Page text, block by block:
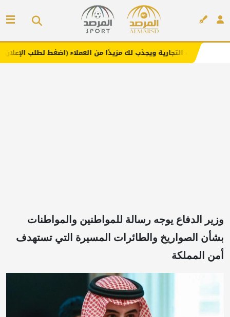
ويجذب لك مزيدًا من العملاء (اضغط لطلب الإعلان)
وزير الدفاع يوجه رسالة للمواطنين والمواطنات
بشأن الصواريخ والطائرات المسيرة التي تستهدف
أمن المملكة